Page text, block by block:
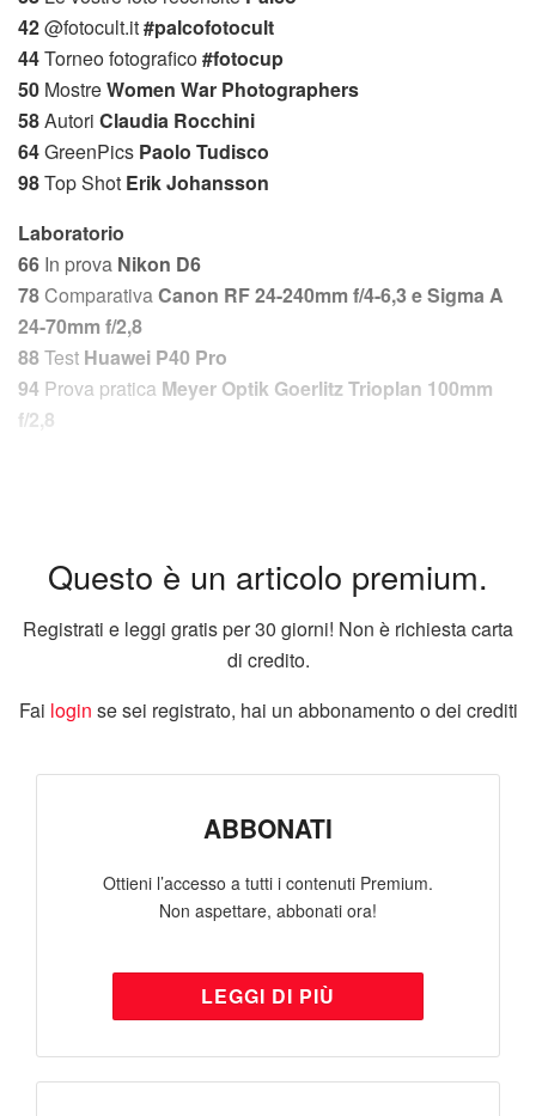
42@fotocult.it#palcofotocult
44Torneo fotografico#fotocup
50 MostreWomen War Photographers
58Autori Claudia Rocchini
64GreenPics Paolo Tudisco
98Top Shot Erik Johansson
Laboratorio
66 In prova Nikon D6
78ComparativaCanon RF 24-240mm f/4-6,3 e Sigma A
24-70mm f/2,8
88Test Huawei P40 Pro
94 Prova pratica Meyer Optik Goerlitz Trioplan 100mm
f/2,8
Questo è un articolo premium.
Registrati e leggi gratis per 30 giorni! Non è richiesta carta
di credito.
Fai login se sei registrato, hai un abbonamento o dei crediti
ABBONATI
Ottieni l’accesso a tutti i contenuti Premium.
Non aspettare, abbonati ora!
LEGGI DI PIÙ